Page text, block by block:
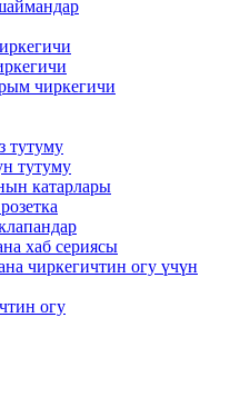
чиркегичи
тутуму
тутуму
катарлары
хаб сериясы
чиркегичтин огу үчүн
огу